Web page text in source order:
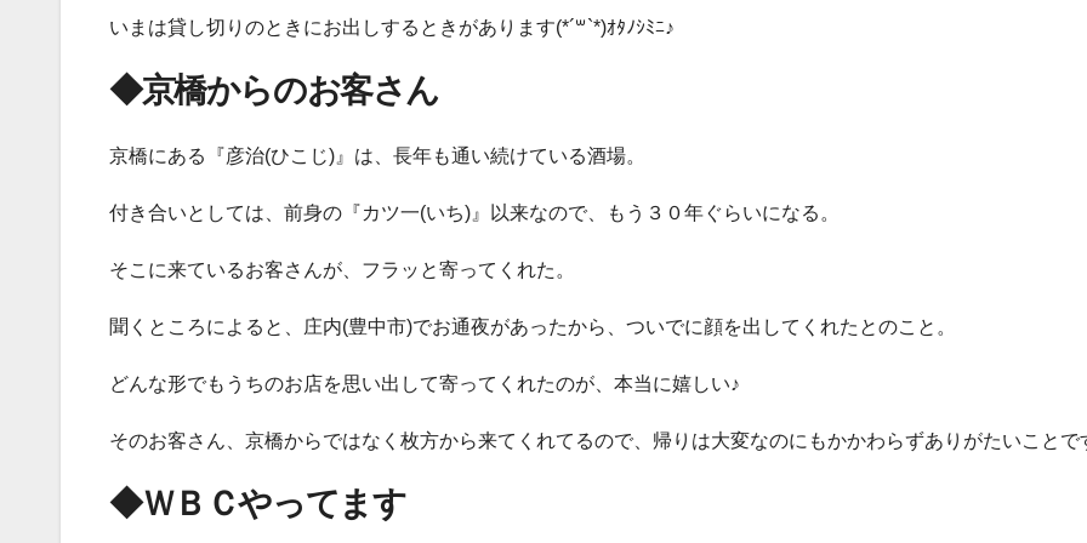
いまは貸し切りのときにお出しするときがあります(*´꒳`*)ｵﾀﾉｼﾐﾆ♪
◆京橋からのお客さん
京橋にある『彦治(ひこじ)』は、長年も通い続けている酒場。
付き合いとしては、前身の『カツ一(いち)』以来なので、もう３０年ぐらいになる。
そこに来ているお客さんが、フラッと寄ってくれた。
聞くところによると、庄内(豊中市)でお通夜があったから、ついでに顔を出してくれたとのこと。
どんな形でもうちのお店を思い出して寄ってくれたのが、本当に嬉しい♪
そのお客さん、京橋からではなく枚方から来てくれてるので、帰りは大変なのにもかかわらずありがたいことで
◆ＷＢＣやってます